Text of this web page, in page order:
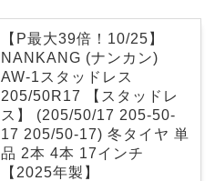
【P最大39倍！10/25】
NANKANG (ナンカン)
AW-1スタッドレス
205/50R17 【スタッドレ
ス】 (205/50/17 205-50-
17 205/50-17) 冬タイヤ 単
品 2本 4本 17インチ
【2025年製】